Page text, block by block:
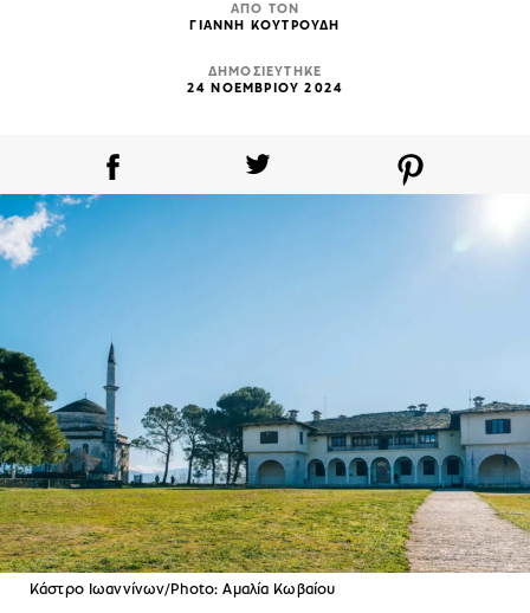
ΑΠΟ ΤΟΝ
ΓΙΑΝΝΗ ΚΟΥΤΡΟΥΔΗ
ΔΗΜΟΣΙΕΥΤΗΚΕ
24 ΝΟΕΜΒΡΙΟΥ 2024
Κάστρο Ιωαννίνων/Photo: Αμαλία Κωβαίου